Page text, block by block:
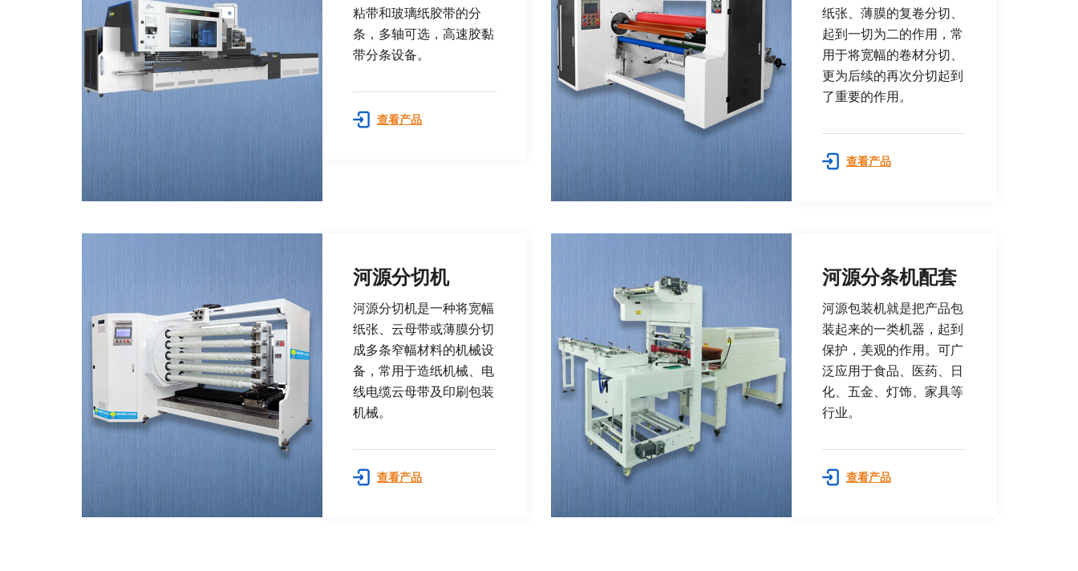
粘带和玻璃纸胶带的分
条，多轴可选，高速胶黏
带分条设备。
查看产品
纸张、薄膜的复卷分切、
起到一切为二的作用，常
用于将宽幅的卷材分切、
更为后续的再次分切起到
了重要的作用。
查看产品
河源分切机
河源分切机是一种将宽幅
纸张、云母带或薄膜分切
成多条窄幅材料的机械设
备，常用于造纸机械、电
线电缆云母带及印刷包装
机械。
查看产品
河源分条机配套
河源包装机就是把产品包
装起来的一类机器，起到
保护，美观的作用。可广
泛应用于食品、医药、日
化、五金、灯饰、家具等
行业。
查看产品